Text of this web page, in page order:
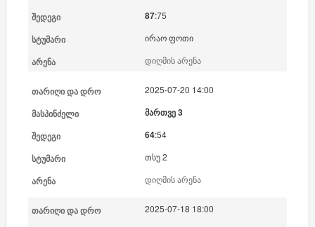
87:75
ირაო ფოთი
დიღმის არენა
2025-07-20 14:00
მართვე 3
64:54
თსუ 2
დიღმის არენა
2025-07-18 18:00